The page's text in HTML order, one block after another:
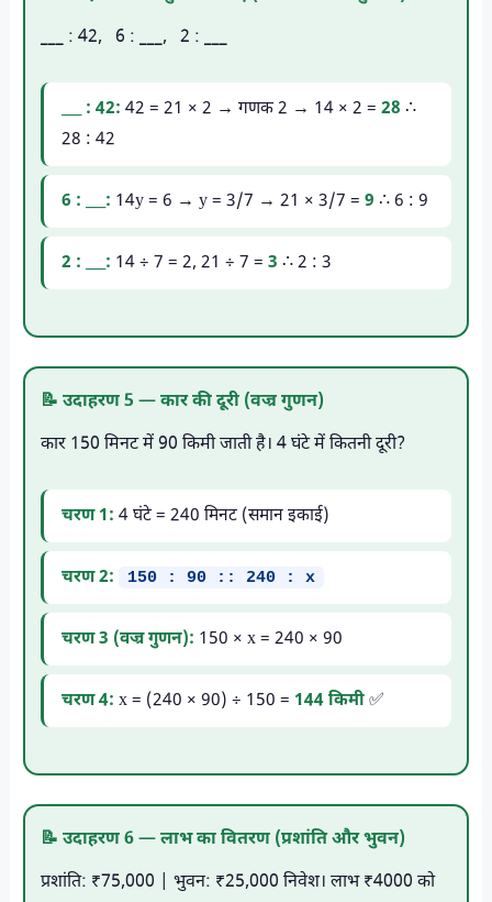
___ : 42, 6 : ___, 2 : ___
___ : 42: 42 = 21 × 2 → गणक 2 → 14 × 2 = 28 ∴
28 : 42
6 : ___: 14y = 6 → y = 3/7 → 21 × 3/7 = 9 ∴ 6 : 9
2 : ___: 14 ÷ 7 = 2, 21 ÷ 7 = 3 ∴ 2 : 3
📝 उदाहरण 5 — कार की दूरी (वज्र गुणन)
कार 150 मिनट में 90 किमी जाती है। 4 घंटे में कितनी दूरी?
चरण 1: 4 घंटे = 240 मिनट (समान इकाई)
चरण 2: 150 : 90 :: 240 : x
चरण 3 (वज्र गुणन): 150 × x = 240 × 90
चरण 4: x = (240 × 90) ÷ 150 = 144 किमी✅
📝 उदाहरण 6 — लाभ का वितरण (प्रशांति और भुवन)
प्रशांति: ₹75,000 | भुवन: ₹25,000 निवेश। लाभ ₹4000 को